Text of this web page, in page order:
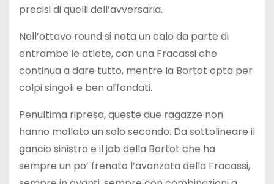
precisi di quelli dell’avversaria.
Nell’ottavo round si nota un calo da parte di
entrambe le atlete, con una Fracassi che
continua a dare tutto, mentre la Bortot opta per
colpi singoli e ben affondati.
Penultima ripresa, queste due ragazze non
hanno mollato un solo secondo. Da sottolineare il
gancio sinistro e il jab della Bortot che ha
sempre un po’ frenato l’avanzata della Fracassi,